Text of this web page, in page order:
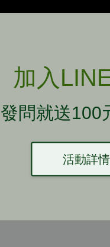
加入
發問就送100
活動詳情